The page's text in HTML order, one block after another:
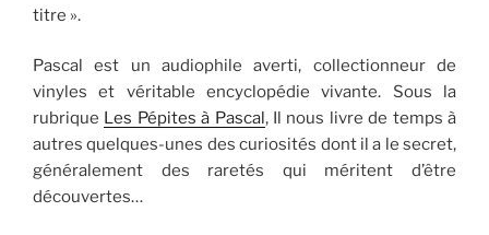
titre ».
Pascal est un audiophile averti, collectionneur de
vinyles et véritable encyclopédie vivante. Sous la
rubrique Les Pépites à Pascal , Il nous livre de temps à
autres quelques-unes des curiosités dont il a le secret,
généralement des raretés qui méritent d’être
découvertes…